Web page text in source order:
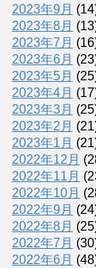
2023年9月
2023年8月
2023年7月
2023年6月
2023年5月
2023年4月
2023年3月
2023年2月
2023年1月
2022年12月
2022年11月
2022年10月
2022年9月
2022年8月
2022年7月
2022年6月